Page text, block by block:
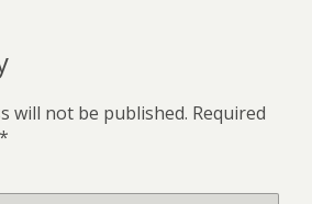
will not be published. Required
*